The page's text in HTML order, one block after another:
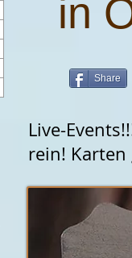
in
Share
Live-
rein! Karten